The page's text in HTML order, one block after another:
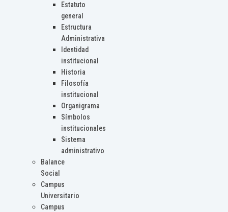
Estatuto
general
Estructura
Administrativa
Identidad
institucional
Historia
Filosofía
institucional
Organigrama
Símbolos
institucionales
Sistema
administrativo
Balance
Social
Campus
Universitario
Campus